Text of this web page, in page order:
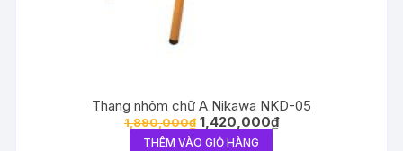
Thang nhôm chữ A Nikawa NKD-05
1,890,000₫ 1,420,000₫
THÊM VÀO GIỎ HÀNG